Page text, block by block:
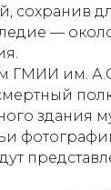
сохранив
—
ГМИИ им.
здания